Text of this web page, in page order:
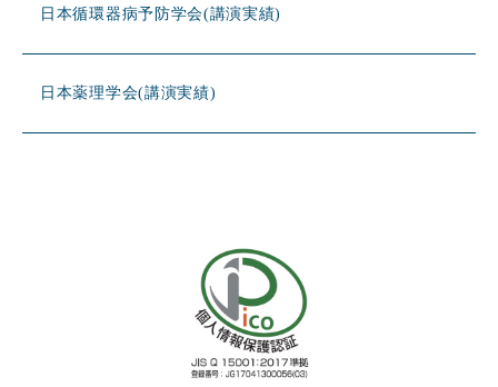
日本循環器病予防学会(講演実績)
日本薬理学会(講演実績)